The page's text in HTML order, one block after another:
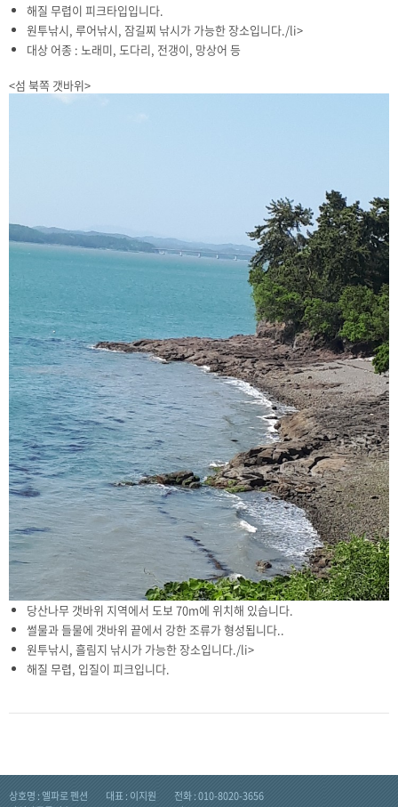
해질 무렵이 피크타입입니다.
원투낚시, 루어낚시, 잠길찌 낚시가 가능한 장소입니다./li>
대상 어종 : 노래미, 도다리, 전갱이, 망상어 등
<섬 북쪽 갯바위>
당산나무 갯바위 지역에서 도보 70m에 위치해 있습니다.
썰물과 들물에 갯바위 끝에서 강한 조류가 형성됩니다..
원투낚시, 흘림지 낚시가 가능한 장소입니다./li>
해질 무렵, 입질이 피크입니다.
상호명 : 엘파로 펜션 대표 : 이지원
전화 : 010-8020-3656